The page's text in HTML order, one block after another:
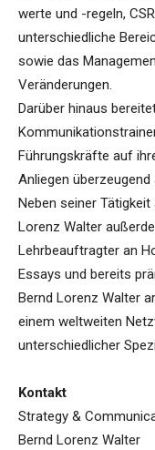
werte und -regeln,
unterschiedliche
sowie das
Veränderungen.
Darüber hinaus
Führungskräfte auf
Anliegen
Neben seiner
Lorenz Walter
Lehrbeauftragter an
Essays und bereits
Bernd Lorenz Walter
einem weltweiten
unterschiedlicher
Kontakt
Strategy &
Bernd Lorenz Walter